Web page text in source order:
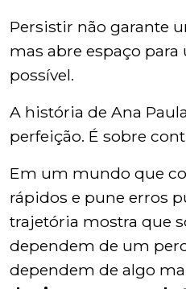
Persistir não garante
mas abre espaço
possível.
A história de Ana
perfeição. É sobre
Em um mundo que
rápidos e pune erros
trajetória mostra que
dependem de um
dependem de algo